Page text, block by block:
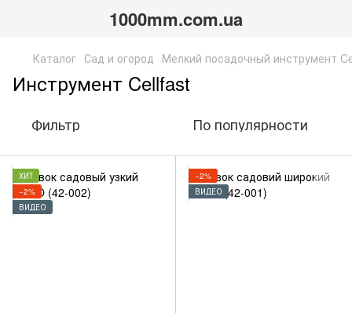
1000mm.com.ua
Каталог Сад и огород Мелкий посадочный инструмент
Инструмент Cellfast
Фильтр По популярности
ХИТ
−2%
ВИДЕО
−2%
ВИДЕО